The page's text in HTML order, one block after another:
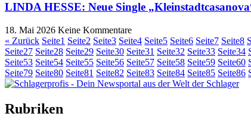
LINDA HESSE: Neue Single
18. Mai 2026 Keine Kommentare
« Zurück Seite1 Seite2 Seite3 Seite4 Seite5 Seite6 Seite7 Seite8
Seite27 Seite28 Seite29 Seite30 Seite31 Seite32 Seite33 Seite34
Seite53 Seite54 Seite55 Seite56 Seite57 Seite58 Seite59 Seite60
Seite79 Seite80 Seite81 Seite82 Seite83 Seite84 Seite85 Seite86
Rubriken